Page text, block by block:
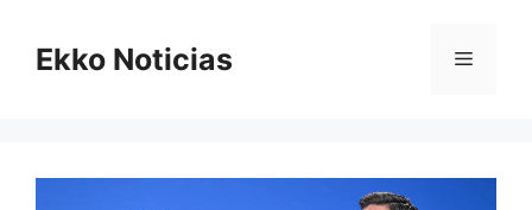
contenido
Ekko Noticias Menú